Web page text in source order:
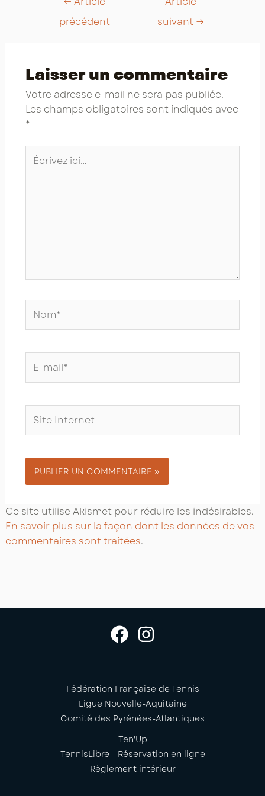
précédent
suivant →
Laisser un commentaire
Votre adresse e-mail ne sera pas publiée.
Les champs obligatoires sont indiqués avec
*
Écrivez
ici…
mail*
Internet
Ce site utilise Akismet pour réduire les indésirables.
En savoir plus sur la façon dont les données de vos
commentaires sont traitées.
Fédération Française de Tennis
Ligue Nouvelle-Aquitaine
Comité des Pyrénées-Atlantiques
Ten'Up
TennisLibre - Réservation en ligne
Règlement intérieur